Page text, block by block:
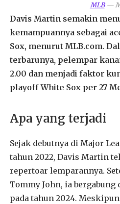
MLB—
Davis Martin semakin
kemampuannya sebagai
Sox, menurut MLB.com.
terbarunya, pelempar
2.00 dan menjadi faktor
playoff White Sox per 27
Apa yang terjadi
Sejak debutnya di Major
tahun 2022, Davis Martin
repertoar lemparannya.
Tommy John, ia bergabung
pada tahun 2024.